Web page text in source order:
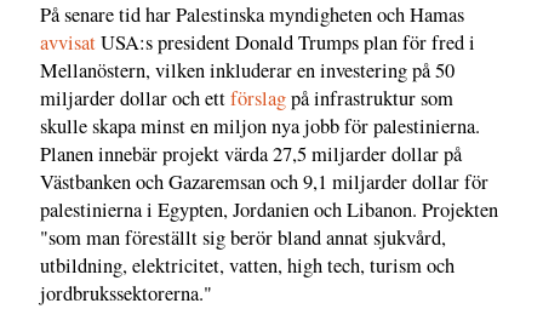
På senare tid har Palestinska myndigheten och Hamas
avvisatUSA:s president Donald Trumps plan för fred i
Mellanöstern, vilken inkluderar en investering på 50
miljarder dollar och ettförslagpå infrastruktur som
skulle skapa minst en miljon nya jobb för palestinierna.
Planen innebär projekt värda 27,5 miljarder dollar på
Västbanken och Gazaremsan och 9,1 miljarder dollar för
palestinierna i Egypten, Jordanien och Libanon. Projekten
"som man föreställt sig berör bland annat sjukvård,
utbildning, elektricitet, vatten, high tech, turism och
jordbrukssektorerna."